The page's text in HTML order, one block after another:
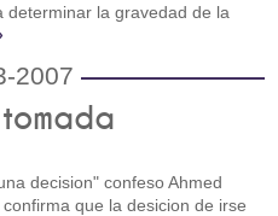
determinar la gravedad de la
2007
decision" confeso Ahmed
que la desicion de irse